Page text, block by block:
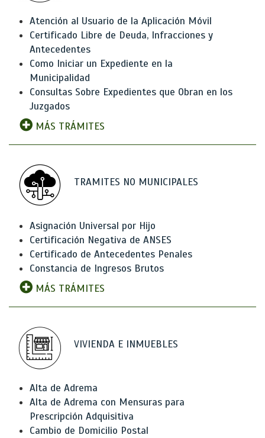
Atención al Usuario de la Aplicación Móvil
Certificado Libre de Deuda, Infracciones y
Antecedentes
Como Iniciar un Expediente en la
Municipalidad
Consultas Sobre Expedientes que Obran en los
Juzgados
MÁS TRÁMITES
TRAMITES NO MUNICIPALES
Asignación Universal por Hijo
Certificación Negativa de ANSES
Certificado de Antecedentes Penales
Constancia de Ingresos Brutos
MÁS TRÁMITES
VIVIENDA E INMUEBLES
Alta de Adrema
Alta de Adrema con Mensuras para
Prescripción Adquisitiva
Cambio de Domicilio Postal